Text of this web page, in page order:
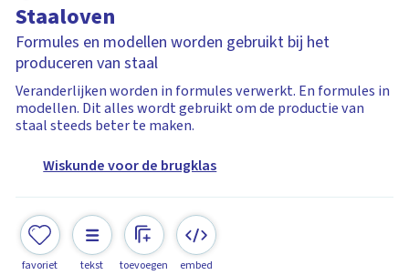
Staaloven
Formules en modellen worden gebruikt bij het
produceren van staal
Veranderlijken worden in formules verwerkt. En formules in
modellen. Dit alles wordt gebruikt om de productie van
staal steeds beter te maken.
Wiskunde voor de brugklas
favoriet tekst toevoegen embed